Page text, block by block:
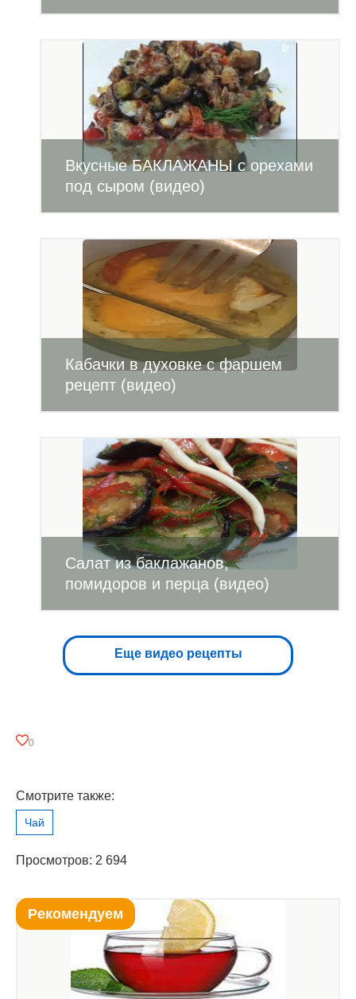
Вкусные БАКЛАЖАНЫ с орехами
под сыром (видео)
Кабачки в духовке с фаршем
рецепт (видео)
Салат из баклажанов,
помидоров и перца (видео)
Еще видео рецепты
0
Смотрите также:
Чай
Просмотров: 2 694
Рекомендуем